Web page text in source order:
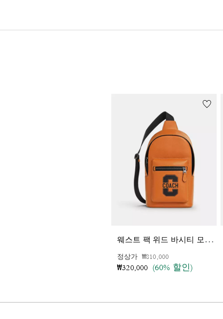
웨
스트 팩 위드 바시티 모티프
정상가 가격 인하 전
₩810,000인하됨
₩320,000 (60% 할인)